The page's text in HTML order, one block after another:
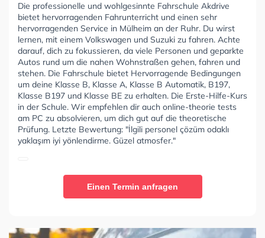
Die professionelle und wohlgesinnte Fahrschule Akdrive
bietet hervorragenden Fahrunterricht und einen sehr
hervorragenden Service in Mülheim an der Ruhr. Du wirst
lernen, mit einem Volkswagen und Suzuki zu fahren. Achte
darauf, dich zu fokussieren, da viele Personen und geparkte
Autos rund um die nahen Wohnstraßen gehen, fahren und
stehen. Die Fahrschule bietet Hervorragende Bedingungen
um deine Klasse B, Klasse A, Klasse B Automatik, B197,
Klasse B197 und Klasse BE zu erhalten. Die Erste-Hilfe-Kurs
in der Schule. Wir empfehlen dir auch online-theorie tests
am PC zu absolvieren, um dich gut auf die theoretische
Prüfung. Letzte Bewertung: "İlgili personel çözüm odaklı
yaklaşım iyi yönlendirme. Güzel atmosfer."
Einen Termin anfragen